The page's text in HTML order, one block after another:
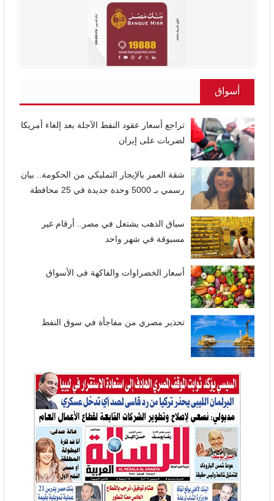
أسواق
تراجع أسعار عقود النفط الآجلة بعد إلغاء أمريكا
لضربات على إيران
شقة العمر بالإيجار التمليكي من الحكومة.. بيان
رسمي بـ 5000 وحدة جديدة في 25 محافظة
سباق الذهب يشتعل في مصر.. أرقام غير
مسبوقة في شهر واحد
أسعار الخضراوات والفاكهة فى الأسواق
تحذير مصري من مفاجأة في سوق النفط